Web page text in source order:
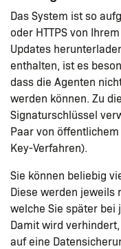
Das System ist so
oder HTTPS von
Updates
enthalten, ist es
dass die Agenten
werden können. Zu
Signaturschlüssel
Paar von
Key-Verfahren).
Sie können beliebig
Diese werden jeweils
welche Sie später bei
Damit wird
auf eine